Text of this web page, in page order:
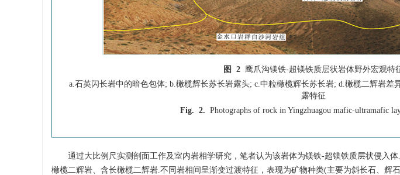
图 2 鹰爪沟镁铁-超镁铁质层状岩体野外宏观特
a.石英闪长岩中的暗色包体; b.橄榄辉长苏长岩露头; c.中粒橄榄辉长苏长岩; d.橄榄二辉岩差
露特征
Fig. 2. Photographs of rock in Yingzhuagou mafic-ultramafic
通过大比例尺实测剖面工作及室内岩相学研究，笔者认为该岩体为镁铁-超镁铁质层状侵入
橄榄二辉岩、含长橄榄二辉岩.不同岩相间呈渐变过渡特征，表现为矿物种类(主要为斜长石、辉